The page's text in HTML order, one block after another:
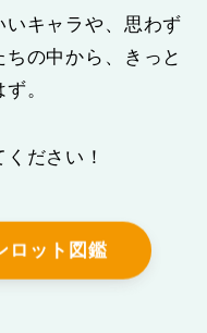
キャラや、思わず
の中から、きっと
。
ださい！
ロット図鑑